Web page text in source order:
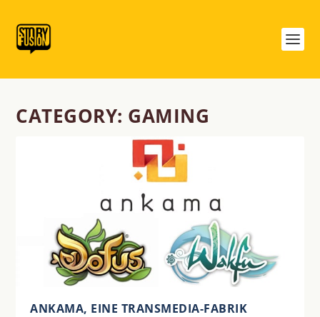
CATEGORY: GAMING
ANKAMA, EINE TRANSMEDIA-FABRIK